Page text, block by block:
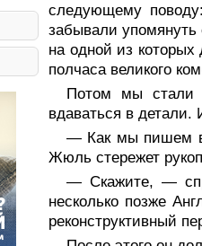
следующему
забывали
на одной из
полчаса великого
Потом мы стали
вдаваться в
— Как мы пишем
Жюль стережет
— Скажите, —
несколько позже
реконструктивный